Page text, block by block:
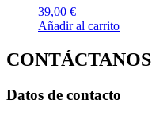
39,00 €
Añadir al carrito
CONTÁCTANOS
Datos de contacto